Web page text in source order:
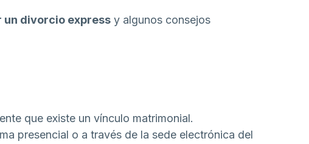
un divorcio express y algunos consejos
que existe un vínculo matrimonial.
presencial o a través de la sede electrónica del